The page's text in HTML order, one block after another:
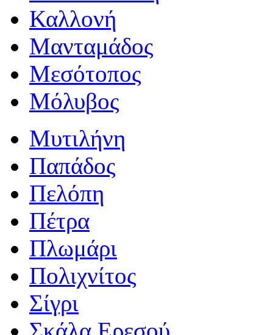
Καλλονή
Μανταμάδος
Μεσότοπος
Μόλυβος
Μυτιλήνη
Παπάδος
Πελόπη
Πέτρα
Πλωμάρι
Πολιχνίτος
Σίγρι